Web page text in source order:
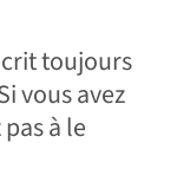
toujours
vous avez
à le